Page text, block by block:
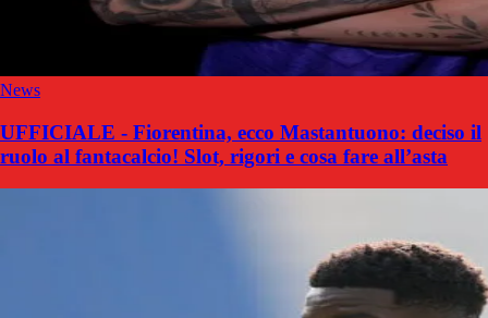
News
UFFICIALE - Fiorentina, ecco Mastantuono: deciso il
ruolo al fantacalcio! Slot, rigori e cosa fare all’asta